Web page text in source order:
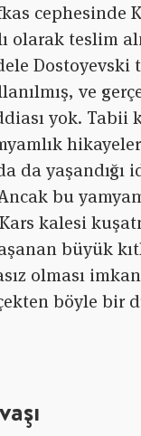
cephesinde
olarak teslim
Dostoyevski
ve
yok. Tabii
da yaşandığı
bu
kalesi
büyük
olması
böyle bir